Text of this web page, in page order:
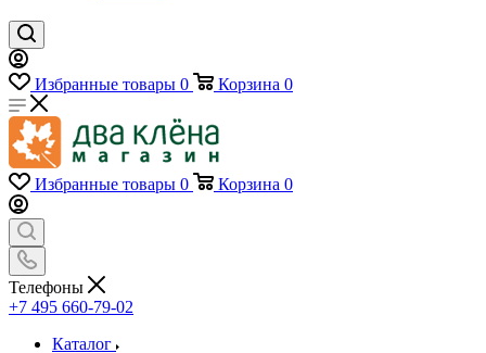
Избранные товары 0 Корзина 0
Избранные товары 0 Корзина 0
Телефоны
+7 495 660-79-02
Каталог